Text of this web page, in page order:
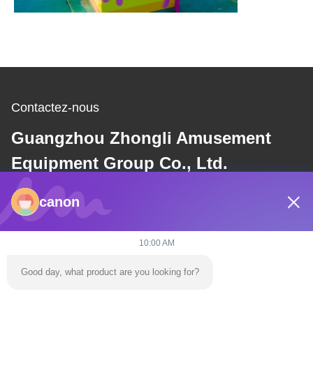
Contactez-nous
Guangzhou Zhongli Amusement
Equipment Group Co., Ltd.
E-mail
dannie@zhongliyoule.com
canon
10:00 AM
Good day, what product are you looking for?